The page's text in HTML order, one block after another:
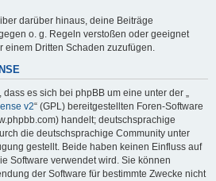
darüber hinaus, deine Beiträge
o. g. Regeln verstoßen oder geeignet
einem Dritten Schaden zuzufügen.
dass es sich bei phpBB um eine unter der „
v2“ (GPL) bereitgestellten Foren-Software
handelt; deutschsprachige
die deutschsprachige Community unter
gestellt. Beide haben keinen Einfluss auf
Software verwendet wird. Sie können
der Software für bestimmte Zwecke nicht